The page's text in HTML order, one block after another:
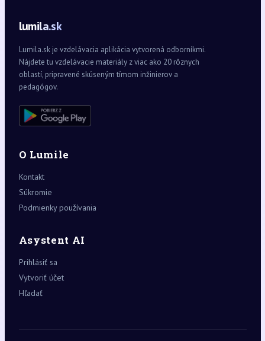
lumila.sk
Lumila.sk je vzdelávacia aplikácia vytvorená odborníkmi.
Nájdete tu vzdelávacie materiály z viac ako 20 rôznych
oblastí, pripravené skúseným tímom inžinierov a
pedagógov.
O Lumile
Kontakt
Súkromie
Podmienky používania
Asystent AI
Prihlásiť sa
Vytvoriť účet
Hľadať